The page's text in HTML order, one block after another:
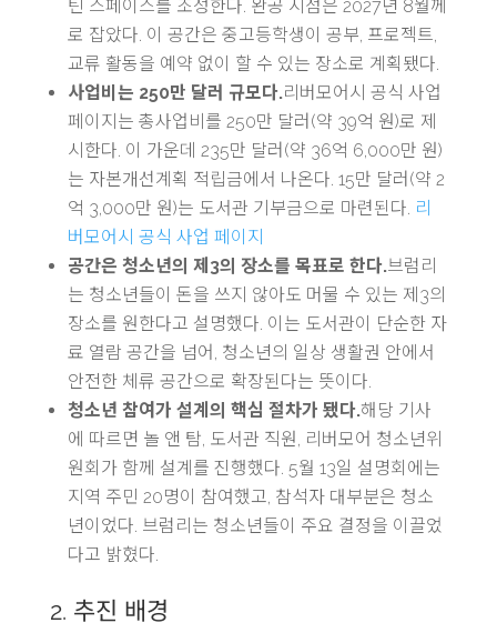
틴 스페이스를 조성한다. 완공 시점은 2027년 8월께
로 잡았다. 이 공간은 중고등학생이 공부, 프로젝트,
교류 활동을 예약 없이 할 수 있는 장소로 계획됐다.
사업비는 250만 달러 규모다.리버모어시 공식 사업
페이지는 총사업비를 250만 달러(약 39억 원)로 제
시한다. 이 가운데 235만 달러(약 36억 6,000만 원)
는 자본개선계획 적립금에서 나온다. 15만 달러(약 2
억 3,000만 원)는 도서관 기부금으로 마련된다. 리
버모어시 공식 사업 페이지
공간은 청소년의 제3의 장소를 목표로 한다.브럼리
는 청소년들이 돈을 쓰지 않아도 머물 수 있는 제3의
장소를 원한다고 설명했다. 이는 도서관이 단순한 자
료 열람 공간을 넘어, 청소년의 일상 생활권 안에서
안전한 체류 공간으로 확장된다는 뜻이다.
청소년 참여가 설계의 핵심 절차가 됐다.해당 기사
에 따르면 놀 앤 탐, 도서관 직원, 리버모어 청소년위
원회가 함께 설계를 진행했다. 5월 13일 설명회에는
지역 주민 20명이 참여했고, 참석자 대부분은 청소
년이었다. 브럼리는 청소년들이 주요 결정을 이끌었
다고 밝혔다.
2. 추진 배경